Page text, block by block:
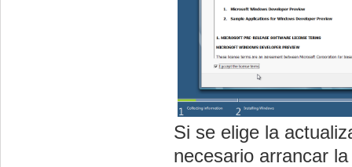
Si se elige la
necesario arrancar